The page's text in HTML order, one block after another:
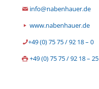
info@nabenhauer.de
www.nabenhauer.de
+49 (0) 75 75 / 92 18 – 0
+49 (0) 75 75 / 92 18 – 25